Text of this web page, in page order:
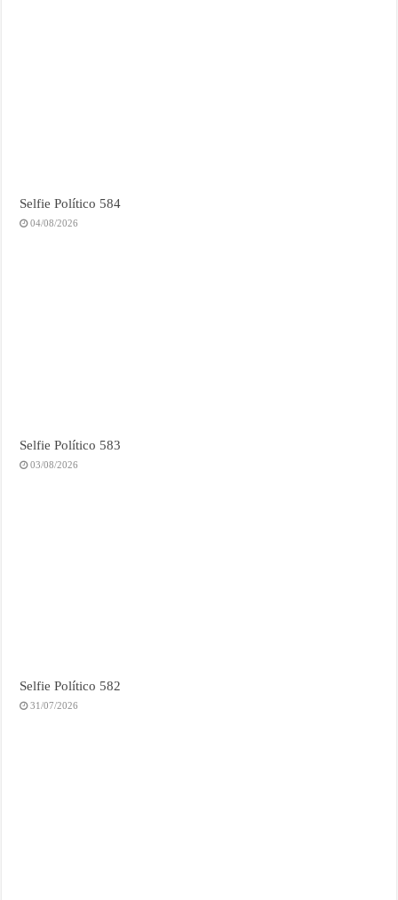
Selfie Político 584
04/08/2026
Selfie Político 583
03/08/2026
Selfie Político 582
31/07/2026